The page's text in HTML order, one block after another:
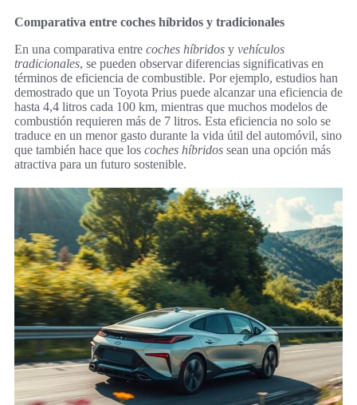
Comparativa entre coches híbridos y tradicionales
En una comparativa entre coches híbridos y vehículos
tradicionales, se pueden observar diferencias significativas en
términos de eficiencia de combustible. Por ejemplo, estudios han
demostrado que un Toyota Prius puede alcanzar una eficiencia de
hasta 4,4 litros cada 100 km, mientras que muchos modelos de
combustión requieren más de 7 litros. Esta eficiencia no solo se
traduce en un menor gasto durante la vida útil del automóvil, sino
que también hace que los coches híbridos sean una opción más
atractiva para un futuro sostenible.